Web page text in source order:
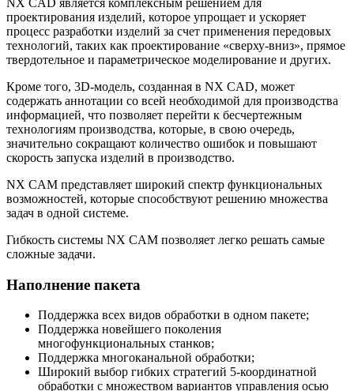
проектирования изделий, которое упрощает и ускоряет
процесс разработки изделий за счет применения передовых
технологий, таких как проектирование «сверху-вниз», прямое
твердотельное и параметрическое моделирование и других.
Кроме того, 3D-модель, созданная в NX CAD, может
содержать аннотации со всей необходимой для производства
информацией, что позволяет перейти к беcчертежным
технологиям производства, которые, в свою очередь,
значительно сокращают количество ошибок и повышают
скорость запуска изделий в производство.
NX CAM представляет широкий спектр функциональных
возможностей, которые способствуют решению множества
задач в одной системе.
Гибкость системы NX CAM позволяет легко решать самые
сложные задачи.
Наполнение пакета
Поддержка всех видов обработки в одном пакете;
Поддержка новейшего поколения
многофункциональных станков;
Поддержка многоканальной обработки;
Широкий выбор гибких стратегий 5-координатной
обработки с множеством вариантов управления осью